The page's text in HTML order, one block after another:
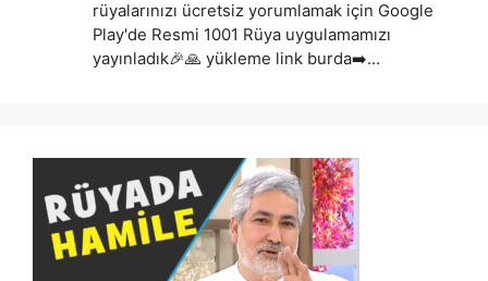
rüyalarınızı ücretsiz yorumlamak için Google
Play'de Resmi 1001 Rüya uygulamamızı
yayınladık🎉🙏 yükleme link burda➡️…